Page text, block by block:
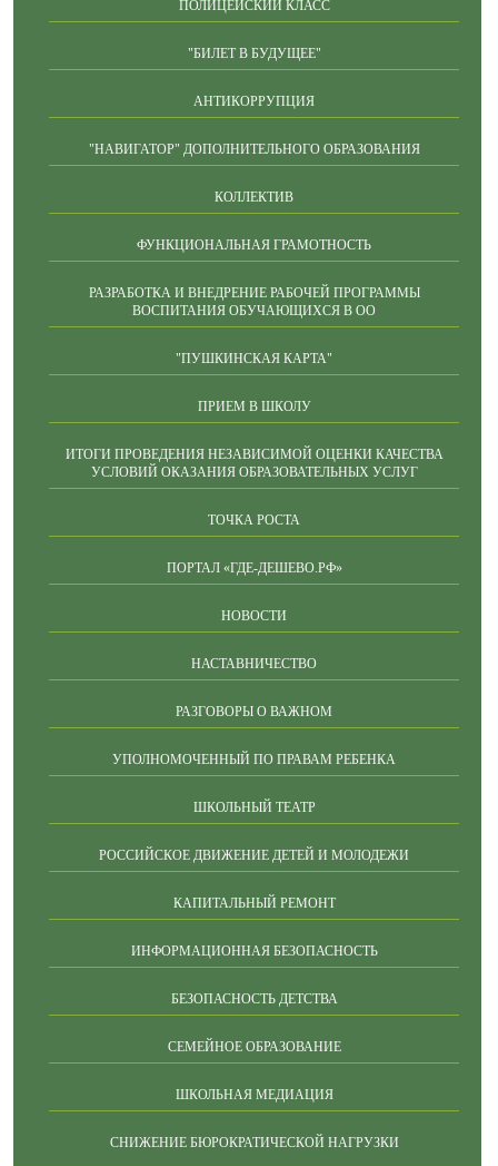
ПОЛИЦЕЙСКИЙ КЛАСС
"БИЛЕТ В БУДУЩЕЕ"
АНТИКОРРУПЦИЯ
"НАВИГАТОР" ДОПОЛНИТЕЛЬНОГО ОБРАЗОВАНИЯ
КОЛЛЕКТИВ
ФУНКЦИОНАЛЬНАЯ ГРАМОТНОСТЬ
РАЗРАБОТКА И ВНЕДРЕНИЕ РАБОЧЕЙ ПРОГРАММЫ
ВОСПИТАНИЯ ОБУЧАЮЩИХСЯ В ОО
"ПУШКИНСКАЯ КАРТА"
ПРИЕМ В ШКОЛУ
ИТОГИ ПРОВЕДЕНИЯ НЕЗАВИСИМОЙ ОЦЕНКИ КАЧЕСТВА
УСЛОВИЙ ОКАЗАНИЯ ОБРАЗОВАТЕЛЬНЫХ УСЛУГ
ТОЧКА РОСТА
ПОРТАЛ «ГДЕ-ДЕШЕВО.РФ»
НОВОСТИ
НАСТАВНИЧЕСТВО
РАЗГОВОРЫ О ВАЖНОМ
УПОЛНОМОЧЕННЫЙ ПО ПРАВАМ РЕБЕНКА
ШКОЛЬНЫЙ ТЕАТР
РОССИЙСКОЕ ДВИЖЕНИЕ ДЕТЕЙ И МОЛОДЕЖИ
КАПИТАЛЬНЫЙ РЕМОНТ
ИНФОРМАЦИОННАЯ БЕЗОПАСНОСТЬ
БЕЗОПАСНОСТЬ ДЕТСТВА
СЕМЕЙНОЕ ОБРАЗОВАНИЕ
ШКОЛЬНАЯ МЕДИАЦИЯ
СНИЖЕНИЕ БЮРОКРАТИЧЕСКОЙ НАГРУЗКИ